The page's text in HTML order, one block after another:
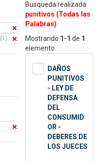
(1)
Busqueda realizada:
punitivos (Todas las
Palabras)
Mostrando 1-1 de 1
elemento.
DAÑOS
PUNITIVOS
- LEY DE
DEFENSA
DEL
CONSUMID
OR -
DEBERES DE
LOS JUECES